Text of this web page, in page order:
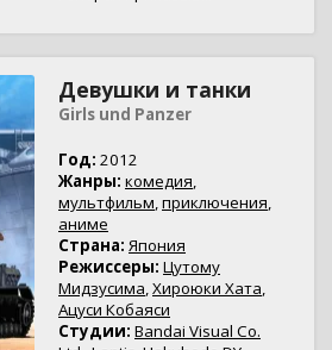
Девушки и танки
Girls und Panzer
Год: 2012
Жанры: комедия,
мультфильм,приключения,
аниме
Страна: Япония
Режиссеры: Цутому
Мидзусима,Хироюки Хата,
Ацуси Кобаяси
Студии: Bandai Visual Co.